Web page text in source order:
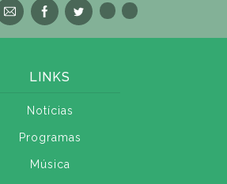
LINKS
Notícias
Programas
Música